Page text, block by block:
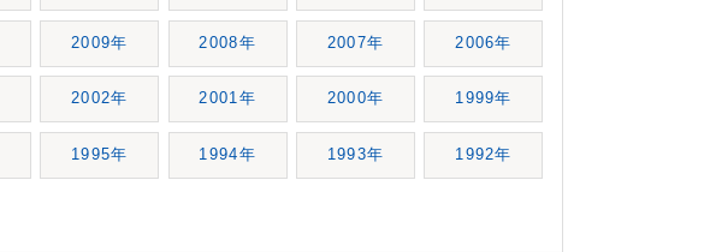
2009年 2008年 2007年 2006年
2002年 2001年 2000年 1999年
1995年 1994年 1993年 1992年